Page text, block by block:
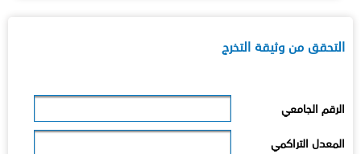
من وثيقة التخرج
الجامعي
التراكمي